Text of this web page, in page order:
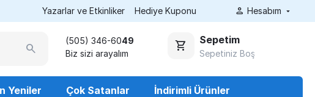
Yazarlar ve Etkinliker Hediye Kuponu Hesabım
(505) 346-6049
Biz sizi arayalım
Sepetim
Sepetiniz Boş
Yeniler Çok Satanlar İndirimli Ürünler